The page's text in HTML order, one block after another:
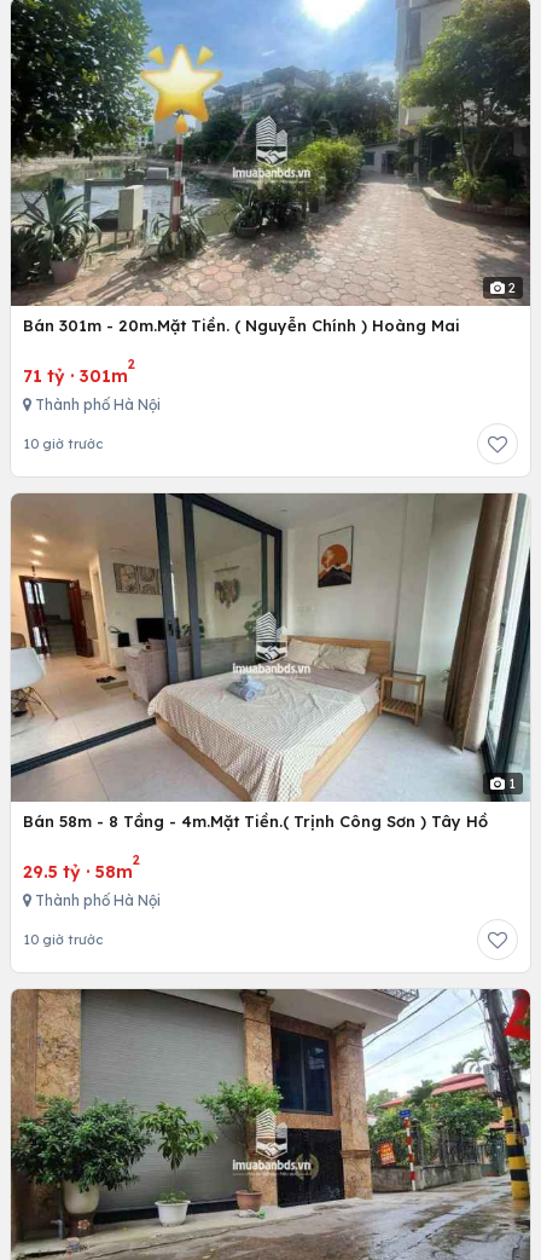
2
Bán 301m - 20m.Mặt Tiền. ( Nguyễn Chính ) Hoàng Mai
71 tỷ · 301m
2
Thành phố Hà Nội
10 giờ trước
1
Bán 58m - 8 Tầng - 4m.Mặt Tiền.( Trịnh Công Sơn ) Tây Hồ
29.5 tỷ · 58m
2
Thành phố Hà Nội
10 giờ trước